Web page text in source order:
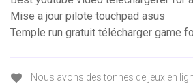
Mise a jour pilote touchpad asus
Temple run gratuit télécharger game
Nous avons des tonnes de jeux en